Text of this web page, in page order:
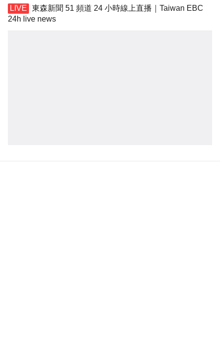
東森新聞 51 頻道 24 小時線上直播｜Taiwan EBC
24h live news